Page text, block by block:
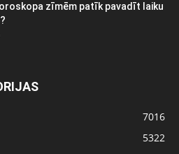
zīmēm patīk pavadīt laiku
7016
5322